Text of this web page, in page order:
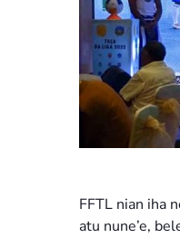
FFTL nian iha
atu nune’e,